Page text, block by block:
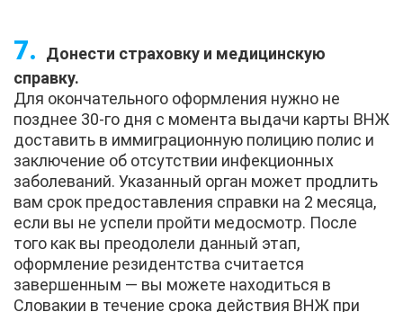
Донести страховку и медицинскую
справку.
Для окончательного оформления нужно не
позднее 30-го дня с момента выдачи карты ВНЖ
доставить в иммиграционную полицию полис и
заключение об отсутствии инфекционных
заболеваний. Указанный орган может продлить
вам срок предоставления справки на 2 месяца,
если вы не успели пройти медосмотр. После
того как вы преодолели данный этап,
оформление резидентства считается
завершенным — вы можете находиться в
Словакии в течение срока действия ВНЖ при